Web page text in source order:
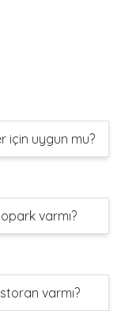
için uygun mu?
varmı?
varmı?